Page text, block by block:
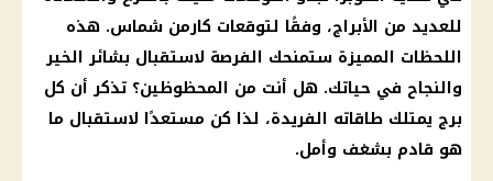
للعديد من الأبراج، وفقًا لتوقعات كارمن شماس. هذه
اللحظات المميزة ستمنحك الفرصة لاستقبال بشائر الخير
والنجاح في حياتك. هل أنت من المحظوظين؟ تذكر أن كل
برج يمتلك طاقاته الفريدة، لذا كن مستعدًا لاستقبال ما
هو قادم بشغف وأمل.